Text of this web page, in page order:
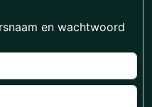
en wachtwoord